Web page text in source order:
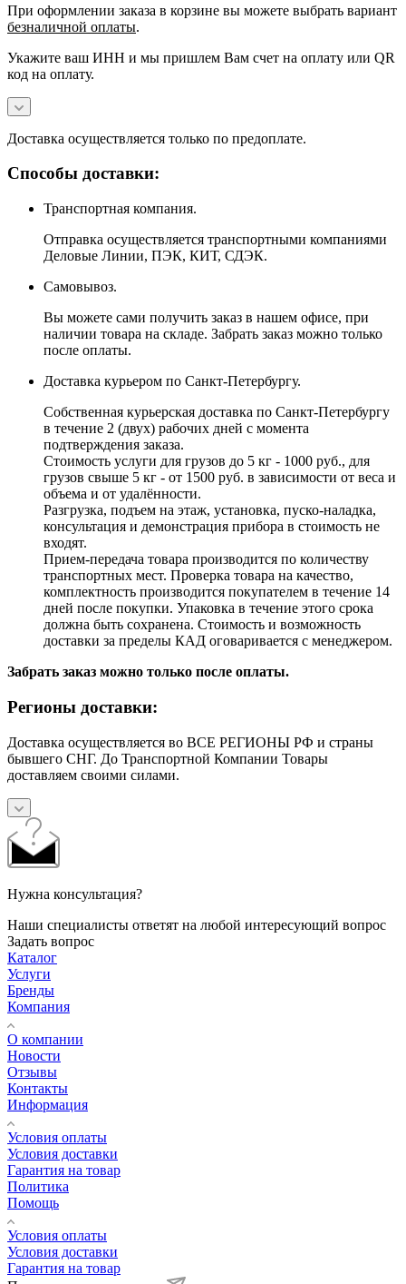
При оформлении заказа в корзине вы можете выбрать вариант
безналичной оплаты.
Укажите ваш ИНН и мы пришлем Вам счет на оплату или QR
код на оплату.
Доставка осуществляется только по предоплате.
Способы доставки:
Транспортная компания.
Отправка осуществляется транспортными компаниями
Деловые Линии, ПЭК, КИТ, СДЭК.
Самовывоз.
Вы можете сами получить заказ в нашем офисе, при
наличии товара на складе. Забрать заказ можно только
после оплаты.
Доставка курьером по Санкт-Петербургу.
Собственная курьерская доставка по Санкт-Петербургу
в течение 2 (двух) рабочих дней с момента
подтверждения заказа.
Стоимость услуги для грузов до 5 кг - 1000 руб., для
грузов свыше 5 кг - от 1500 руб. в зависимости от веса и
объема и от удалённости.
Разгрузка, подъем на этаж, установка, пуско-наладка,
консультация и демонстрация прибора в стоимость не
входят.
Прием-передача товара производится по количеству
транспортных мест. Проверка товара на качество,
комплектность производится покупателем в течение 14
дней после покупки. Упаковка в течение этого срока
должна быть сохранена. Стоимость и возможность
доставки за пределы КАД оговаривается с менеджером.
Забрать заказ можно только после оплаты.
Регионы доставки:
Доставка осуществляется во ВСЕ РЕГИОНЫ РФ и страны
бывшего СНГ. До Транспортной Компании Товары
доставляем своими силами.
Нужна консультация?
Наши специалисты ответят на любой интересующий вопрос
Задать вопрос
Каталог
Услуги
Бренды
Компания
О компании
Новости
Отзывы
Контакты
Информация
Условия оплаты
Условия доставки
Гарантия на товар
Политика
Помощь
Условия оплаты
Условия доставки
Гарантия на товар